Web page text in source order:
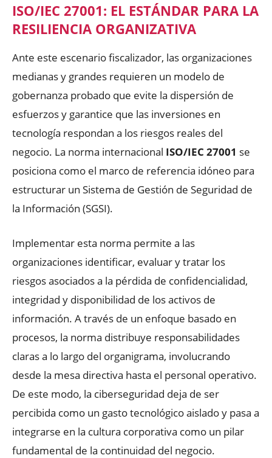
ISO/IEC 27001: EL ESTÁNDAR PARA LA
RESILIENCIA ORGANIZATIVA
Ante este escenario fiscalizador, las organizaciones
medianas y grandes requieren un modelo de
gobernanza probado que evite la dispersión de
esfuerzos y garantice que las inversiones en
tecnología respondan a los riesgos reales del
negocio. La norma internacional ISO/IEC 27001 se
posiciona como el marco de referencia idóneo para
estructurar un Sistema de Gestión de Seguridad de
la Información (SGSI).
Implementar esta norma permite a las
organizaciones identificar, evaluar y tratar los
riesgos asociados a la pérdida de confidencialidad,
integridad y disponibilidad de los activos de
información. A través de un enfoque basado en
procesos, la norma distribuye responsabilidades
claras a lo largo del organigrama, involucrando
desde la mesa directiva hasta el personal operativo.
De este modo, la ciberseguridad deja de ser
percibida como un gasto tecnológico aislado y pasa a
integrarse en la cultura corporativa como un pilar
fundamental de la continuidad del negocio.